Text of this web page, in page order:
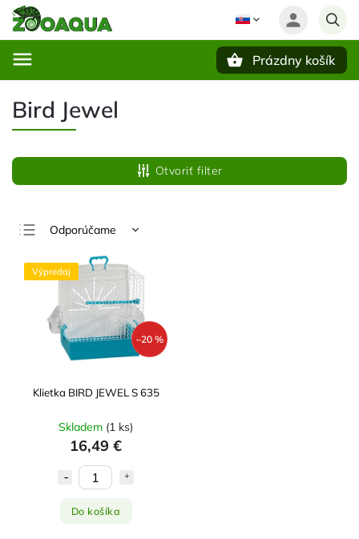
Prázdny košík
Bird Jewel
Otvoriť filter
Odporúčame
Najlacnejšie
Najdrahšie
Najpredávanejšie
Abecedne
Výpredaj
–20 %
Klietka BIRD JEWEL S 635
Skladem (1 ks)
16,49 €
Do košíka